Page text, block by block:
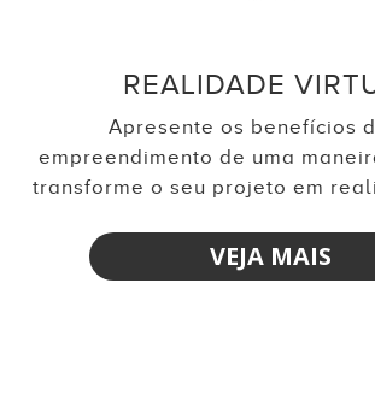
REALIDADE
Apresente os benefícios
empreendimento de uma
transforme o seu projeto em
VEJA MAIS